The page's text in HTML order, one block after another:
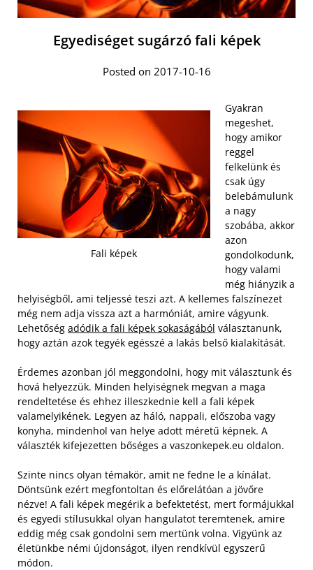
Egyediséget sugárzó fali képek
Posted on 2017-10-16
Fali képek
Gyakran
megeshet,
hogy amikor
reggel
felkelünk és
csak úgy
belebámulunk
a nagy
szobába, akkor
azon
gondolkodunk,
hogy valami
még hiányzik a
helyiségből, ami teljessé teszi azt. A kellemes falszínezet
még nem adja vissza azt a harmóniát, amire vágyunk.
Lehetőség adódik a fali képek sokaságából választanunk,
hogy aztán azok tegyék egésszé a lakás belső kialakítását.
Érdemes azonban jól meggondolni, hogy mit választunk és
hová helyezzük. Minden helyiségnek megvan a maga
rendeltetése és ehhez illeszkednie kell a fali képek
valamelyikének. Legyen az háló, nappali, előszoba vagy
konyha, mindenhol van helye adott méretű képnek. A
választék kifejezetten bőséges a vaszonkepek.eu oldalon.
Szinte nincs olyan témakör, amit ne fedne le a kínálat.
Döntsünk ezért megfontoltan és előrelátóan a jövőre
nézve! A fali képek megérik a befektetést, mert formájukkal
és egyedi stílusukkal olyan hangulatot teremtenek, amire
eddig még csak gondolni sem mertünk volna. Vigyünk az
életünkbe némi újdonságot, ilyen rendkívül egyszerű
módon.